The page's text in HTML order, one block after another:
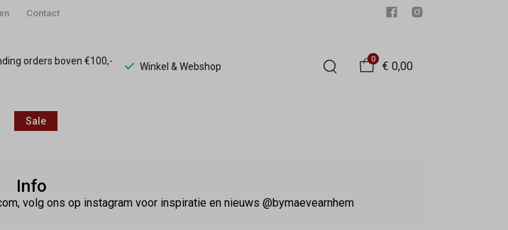
Contact
orders boven €100,-
Winkel & Webshop
0
€ 0,00
Sale
Info
volg ons op instagram voor inspiratie en nieuws @bymaevearnhem